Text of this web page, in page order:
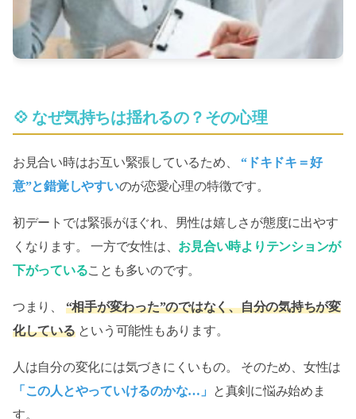
💠 なぜ気持ちは揺れるの？その心理
お見合い時はお互い緊張しているため、“ドキドキ＝好
意”と錯覚しやすいのが恋愛心理の特徴です。
初デートでは緊張がほぐれ、男性は嬉しさが態度に出やす
くなります。 一方で女性は、 お見合い時よりテンションが
下がっていることも多いのです。
つまり、 “相手が変わった”のではなく、自分の気持ちが変
化しているという可能性もあります。
人は自分の変化には気づきにくいもの。 そのため、女性は
「この人とやっていけるのかな…」
と真剣に悩み始めま
す。